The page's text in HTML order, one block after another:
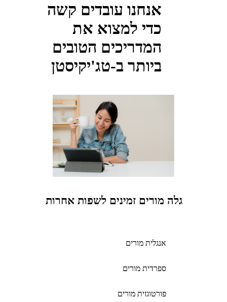
אנחנו עובדים קשה
כדי למצוא את
המדריכים הטובים
ביותר ב-טג'יקיסטן
גלה מורים זמינים לשפות אחרות
אנגלית מורים
ספרדית מורים
פורטוגזית מורים